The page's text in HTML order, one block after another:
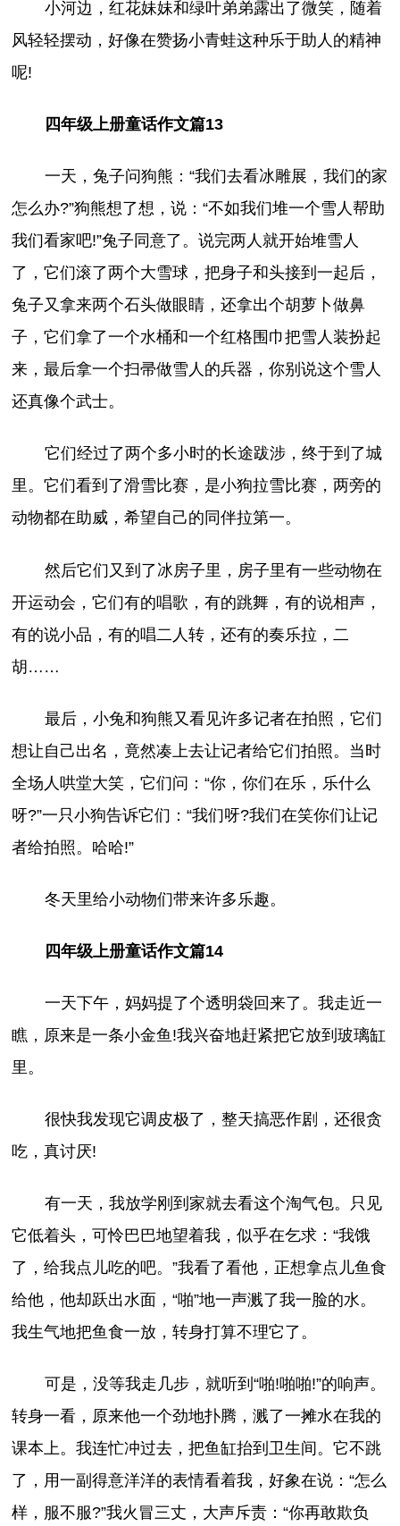
小河边，红花妹妹和绿叶弟弟露出了微笑，随着
风轻轻摆动，好像在赞扬小青蛙这种乐于助人的精神
呢!
四年级上册童话作文篇13
一天，兔子问狗熊：“我们去看冰雕展，我们的家
怎么办?”狗熊想了想，说：“不如我们堆一个雪人帮助
我们看家吧!”兔子同意了。说完两人就开始堆雪人
了，它们滚了两个大雪球，把身子和头接到一起后，
兔子又拿来两个石头做眼睛，还拿出个胡萝卜做鼻
子，它们拿了一个水桶和一个红格围巾把雪人装扮起
来，最后拿一个扫帚做雪人的兵器，你别说这个雪人
还真像个武士。
它们经过了两个多小时的长途跋涉，终于到了城
里。它们看到了滑雪比赛，是小狗拉雪比赛，两旁的
动物都在助威，希望自己的同伴拉第一。
然后它们又到了冰房子里，房子里有一些动物在
开运动会，它们有的唱歌，有的跳舞，有的说相声，
有的说小品，有的唱二人转，还有的奏乐拉，二
胡……
最后，小兔和狗熊又看见许多记者在拍照，它们
想让自己出名，竟然凑上去让记者给它们拍照。当时
全场人哄堂大笑，它们问：“你，你们在乐，乐什么
呀?”一只小狗告诉它们：“我们呀?我们在笑你们让记
者给拍照。哈哈!”
冬天里给小动物们带来许多乐趣。
四年级上册童话作文篇14
一天下午，妈妈提了个透明袋回来了。我走近一
瞧，原来是一条小金鱼!我兴奋地赶紧把它放到玻璃缸
里。
很快我发现它调皮极了，整天搞恶作剧，还很贪
吃，真讨厌!
有一天，我放学刚到家就去看这个淘气包。只见
它低着头，可怜巴巴地望着我，似乎在乞求：“我饿
了，给我点儿吃的吧。”我看了看他，正想拿点儿鱼食
给他，他却跃出水面，“啪”地一声溅了我一脸的水。
我生气地把鱼食一放，转身打算不理它了。
可是，没等我走几步，就听到“啪!啪啪!”的响声。
转身一看，原来他一个劲地扑腾，溅了一摊水在我的
课本上。我连忙冲过去，把鱼缸抬到卫生间。它不跳
了，用一副得意洋洋的表情看着我，好象在说：“怎么
样，服不服?”我火冒三丈，大声斥责：“你再敢欺负